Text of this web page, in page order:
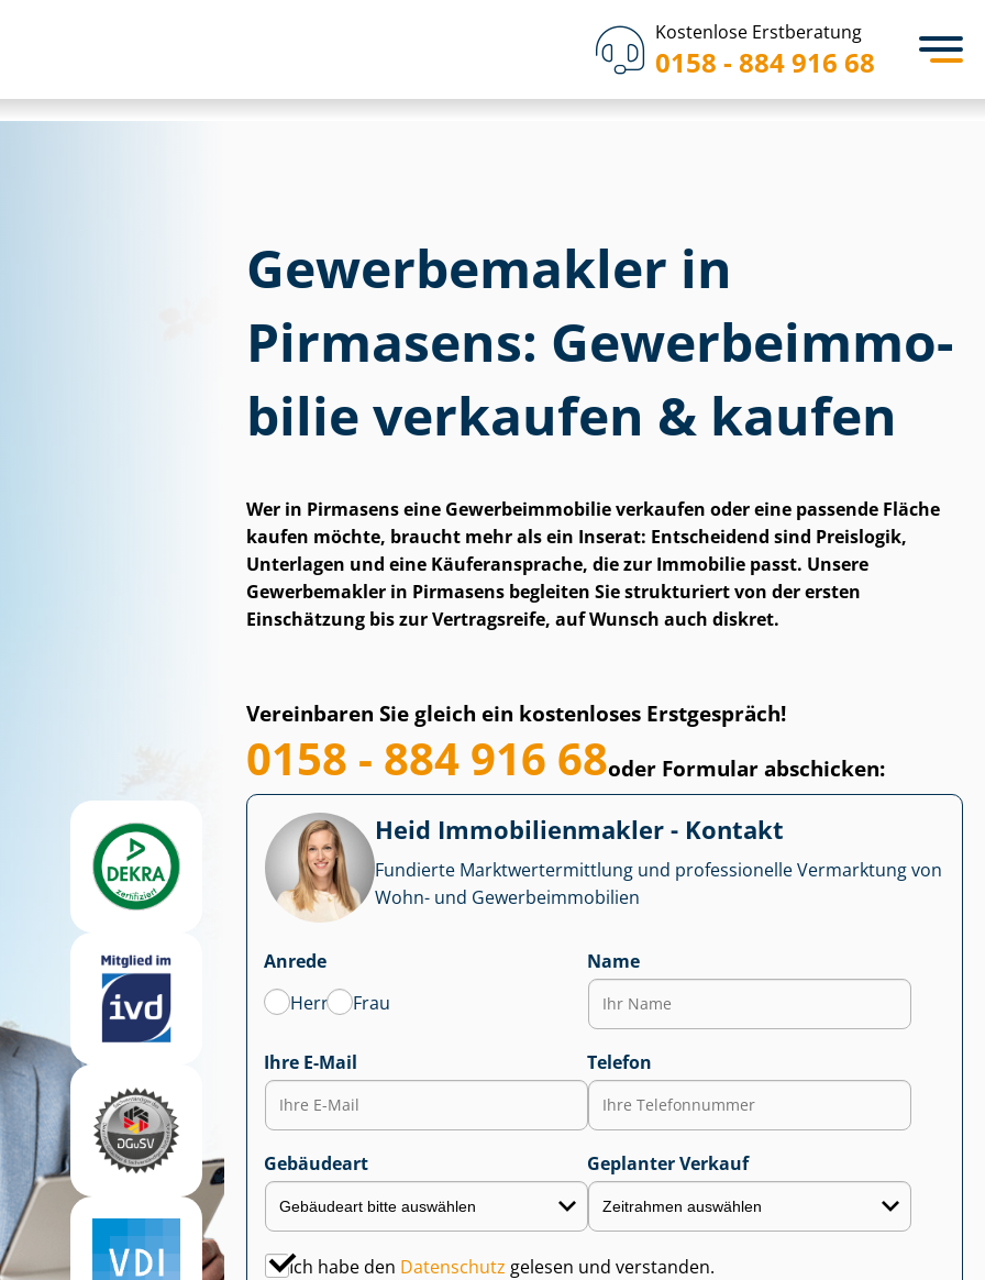
Kostenlose Erstberatung
0158 - 884 916 68
Gewerbemakler in
Pirmasens: Ge­wer­be­im­mo­
bi­lie verkaufen & kaufen
Wer in Pirmasens eine Ge­wer­be­im­mo­bi­lie verkaufen oder eine passende Fläche
kaufen möchte, braucht mehr als ein Inserat: Entscheidend sind Preislogik,
Unterlagen und eine Käuferansprache, die zur Immobilie passt. Unsere
Gewerbemakler in Pirmasens begleiten Sie strukturiert von der ersten
Einschätzung bis zur Vertragsreife, auf Wunsch auch diskret.
Vereinbaren Sie gleich ein kostenloses Erstgespräch!
0158 - 884 916 68oder Formular abschicken:
Heid Im­mo­bi­li­en­mak­ler - Kontakt
Fundierte Markt­wert­ermitt­lung und professionelle Vermarktung von
Wohn- und Ge­wer­be­im­mo­bi­li­en
Anrede
Herr
Frau
Name
Ihre E-Mail Telefon
Gebäudeart Geplanter Verkauf
Ich habe den Datenschutz gelesen und verstanden.